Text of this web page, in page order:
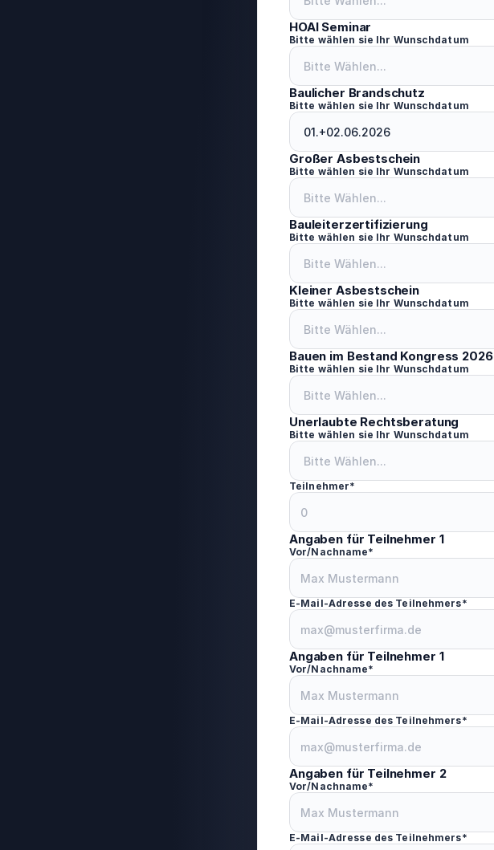
HOAI Seminar
Bitte wählen sie Ihr Wunschdatum
Baulicher Brandschutz
Bitte wählen sie Ihr Wunschdatum
Großer Asbestschein
Bitte wählen sie Ihr Wunschdatum
Bauleiterzertifizierung
Bitte wählen sie Ihr Wunschdatum
Kleiner Asbestschein
Bitte wählen sie Ihr Wunschdatum
Bauen im Bestand Kongress 2026
Bitte wählen sie Ihr Wunschdatum
Unerlaubte Rechtsberatung
Bitte wählen sie Ihr Wunschdatum
Teilnehmer*
Angaben für Teilnehmer 1
Vor/Nachname*
E-Mail-Adresse des Teilnehmers*
Angaben für Teilnehmer 1
Vor/Nachname*
E-Mail-Adresse des Teilnehmers*
Angaben für Teilnehmer 2
Vor/Nachname*
E-Mail-Adresse des Teilnehmers*